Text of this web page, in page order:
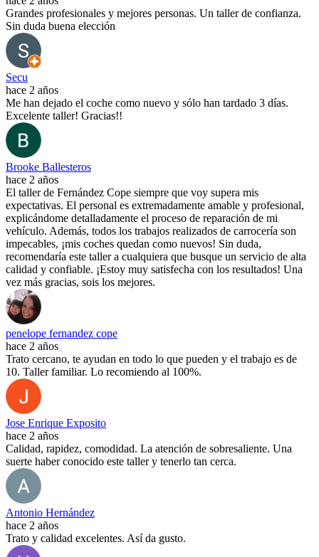
Grandes profesionales y mejores personas. Un taller de confianza.
Sin duda buena elección
Secu
hace 2 años
Me han dejado el coche como nuevo y sólo han tardado 3 días.
Excelente taller! Gracias!!
Brooke Ballesteros
hace 2 años
El taller de Fernández Cope siempre que voy supera mis
expectativas. El personal es extremadamente amable y profesional,
explicándome detalladamente el proceso de reparación de mi
vehículo. Además, todos los trabajos realizados de carrocería son
impecables, ¡mis coches quedan como nuevos! Sin duda,
recomendaría este taller a cualquiera que busque un servicio de alta
calidad y confiable. ¡Estoy muy satisfecha con los resultados! Una
vez más gracias, sois los mejores.
penelope fernandez cope
hace 2 años
Trato cercano, te ayudan en todo lo que pueden y el trabajo es de
10. Taller familiar. Lo recomiendo al 100%.
Jose Enrique Exposito
hace 2 años
Calidad, rapidez, comodidad. La atención de sobresaliente. Una
suerte haber conocido este taller y tenerlo tan cerca.
Antonio Hernández
hace 2 años
Trato y calidad excelentes. Así da gusto.